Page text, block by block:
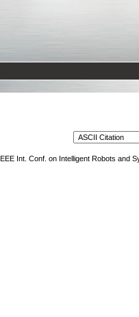
Int. Conf. on Intelligent Robots and